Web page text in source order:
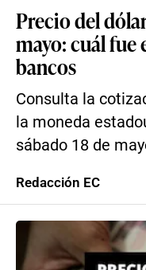
Precio del
mayo: cuál fue
bancos
Consulta la
la moneda
sábado 18 de
Redacción EC